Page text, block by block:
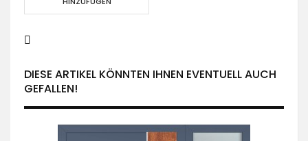
DIESE ARTIKEL KÖNNTEN IHNEN EVENTUELL AUCH
GEFALLEN!